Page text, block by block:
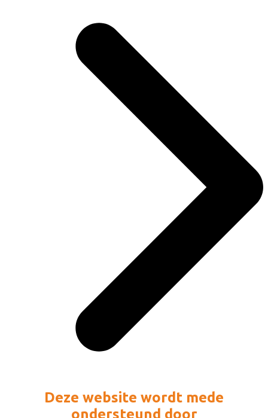
Deze website wordt mede
ondersteund door